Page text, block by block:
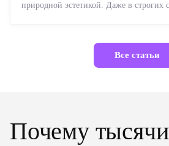
природной эстетикой. Даже в строгих
Все статьи
Почему тысячи